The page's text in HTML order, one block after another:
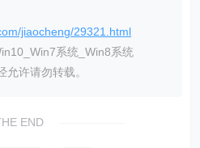
jiaocheng/29321.html
系统_Win8系统
许请勿转载。
END